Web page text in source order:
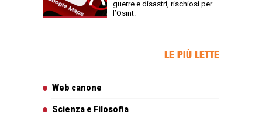
guerre e disastri, rischiosi per
l’Osint.
LE PIÙ LETTE
Web canone
Scienza e Filosofia